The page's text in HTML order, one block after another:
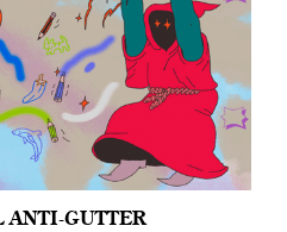
ANTI-GUTTER